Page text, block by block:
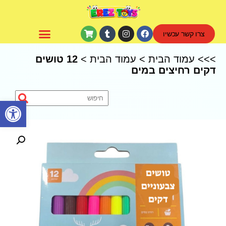
פתח סרגל נגישות
צרו קשר עכשיו
>>> עמוד הבית > עמוד הבית >
12 טושים
דקים רחיצים במים